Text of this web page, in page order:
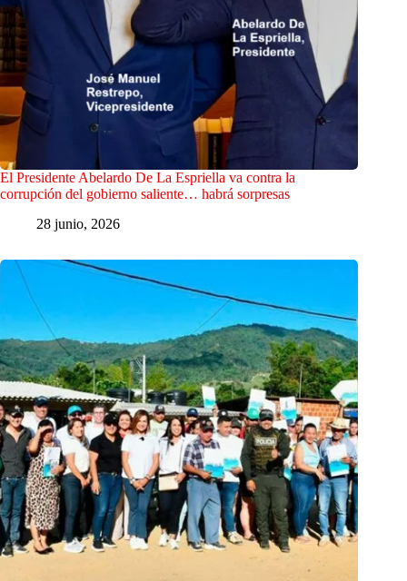
El Presidente Abelardo De La Espriella va contra la
corrupción del gobierno saliente… habrá sorpresas
28 junio, 2026